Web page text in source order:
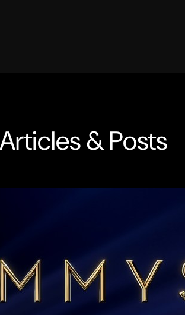
& Posts